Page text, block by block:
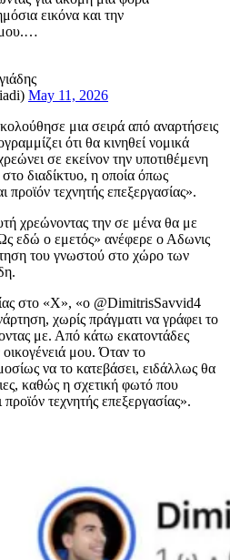
εικόνα και την
μου.…
May 11, 2026
μια σειρά από αναρτήσεις
ότι θα κινηθεί νομικά
σε εκείνον την υποτιθέμενη
διαδίκτυο, η οποία όπως
προϊόν τεχνητής επεξεργασίας».
χρεώνοντας την σε μένα θα με
εδώ ο εμετός» ανέφερε ο Αδωνις
του γνωστού στο χώρο των
στο «Χ», «ο @DimitrisSavvid4
χωρίς πράγματι να γράφει το
με. Από κάτω εκατοντάδες
οικογένειά μου. Όταν το
να το κατεβάσει, ειδάλλως θα
καθώς η σχετική φωτό που
τεχνητής επεξεργασίας».